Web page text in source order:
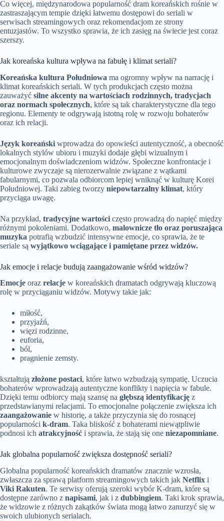
Co więcej, międzynarodowa popularność dram koreańskich rośnie w
zastraszającym tempie dzięki łatwemu dostępowi do seriali w
serwisach streamingowych oraz rekomendacjom ze strony
entuzjastów. To wszystko sprawia, że ich zasięg na świecie jest coraz
szerszy.
Jak koreańska kultura wpływa na fabułę i klimat seriali?
Koreańska kultura Południowa ma ogromny wpływ na narrację i
klimat koreańskich seriali. W tych produkcjach często można
zauważyć silne akcenty na wartościach rodzinnych, tradycjach
oraz normach społecznych, które są tak charakterystyczne dla tego
regionu. Elementy te odgrywają istotną rolę w rozwoju bohaterów
oraz ich relacji.
Język koreański wprowadza do opowieści autentyczność, a obecność
lokalnych stylów ubioru i muzyki dodaje głębi wizualnym i
emocjonalnym doświadczeniom widzów. Społeczne konfrontacje i
kulturowe zwyczaje są nierozerwalnie związane z wątkami
fabularnymi, co pozwala odbiorcom lepiej wniknąć w kulturę Korei
Południowej. Taki zabieg tworzy niepowtarzalny klimat, który
przyciąga uwagę.
Na przykład, tradycyjne wartości często prowadzą do napięć między
różnymi pokoleniami. Dodatkowo, malownicze tło oraz poruszająca
muzyka potrafią wzbudzić intensywne emocje, co sprawia, że te
seriale są wyjątkowo wciągające i pamiętane przez widzów.
Jak emocje i relacje budują zaangażowanie wśród widzów?
Emocje oraz relacje w koreańskich dramatach odgrywają kluczową
rolę w przyciąganiu widzów. Motywy takie jak:
miłość,
przyjaźń,
więzi rodzinne,
euforia,
ból,
pragnienie zemsty.
kształtują złożone postaci, które łatwo wzbudzają sympatię. Uczucia
bohaterów wprowadzają autentyczne konflikty i napięcia w fabule.
Dzięki temu odbiorcy mają szansę na głębszą identyfikację z
przedstawianymi relacjami. To emocjonalne połączenie zwiększa ich
zaangażowanie w historię, a także przyczynia się do rosnącej
popularności k-dram. Taka bliskość z bohaterami niewątpliwie
podnosi ich atrakcyjność i sprawia, że stają się one niezapomniane.
Jak globalna popularność zwiększa dostępność seriali?
Globalna popularność koreańskich dramatów znacznie wzrosła,
zwłaszcza za sprawą platform streamingowych takich jak Netflix i
Viki Rakuten. Te serwisy oferują szeroki wybór K-dram, które są
dostępne zarówno z napisami, jak i z dubbingiem. Taki krok sprawia,
że widzowie z różnych zakątków świata mogą łatwo zanurzyć się w
swoich ulubionych serialach.